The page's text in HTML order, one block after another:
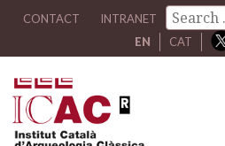
CONTACT INTRANET
EN
CAT